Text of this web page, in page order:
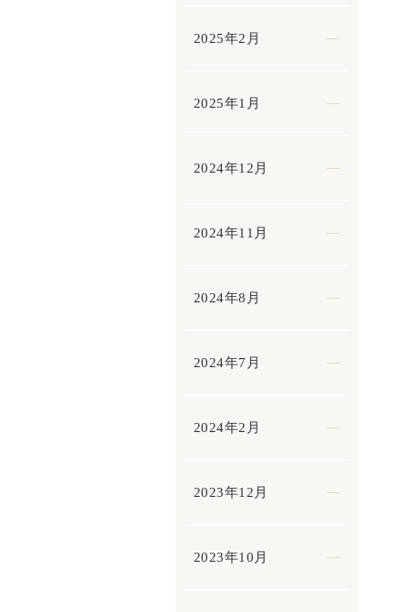
2025年2月
2025年1月
2024年12月
2024年11月
2024年8月
2024年7月
2024年2月
2023年12月
2023年10月